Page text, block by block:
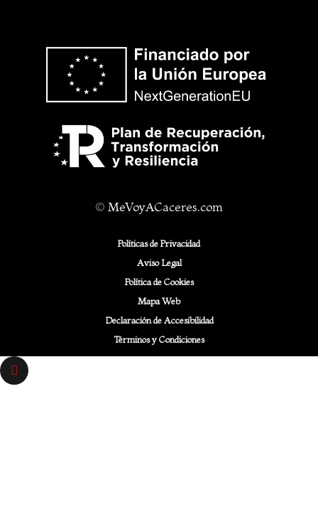
© MeVoyACaceres.com
Políticas de Privacidad
Aviso Legal
Política de Cookies
Mapa Web
Declaración de Accesibilidad
Términos y Condiciones